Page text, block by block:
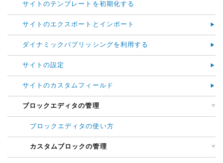
サイトのテンプレートを初期化する
サイトのエクスポートとインポート
ダイナミックパブリッシングを利用する
サイトの設定
サイトのカスタムフィールド
ブロックエディタの管理
ブロックエディタの使い方
カスタムブロックの管理